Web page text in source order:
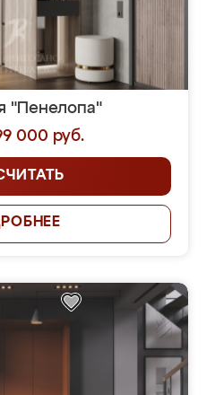
"Пенелопа"
000 руб.